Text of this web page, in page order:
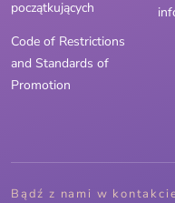
początkujących
Code of Restrictions
and Standards of
Promotion
Bądź z nami w